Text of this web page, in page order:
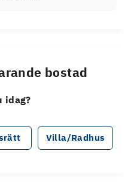
bostad
idag?
Villa/Radhus